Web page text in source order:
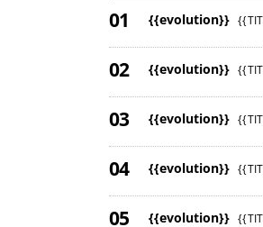
{{evolution}}
{{evolution}}
{{evolution}}
{{evolution}}
{{evolution}}